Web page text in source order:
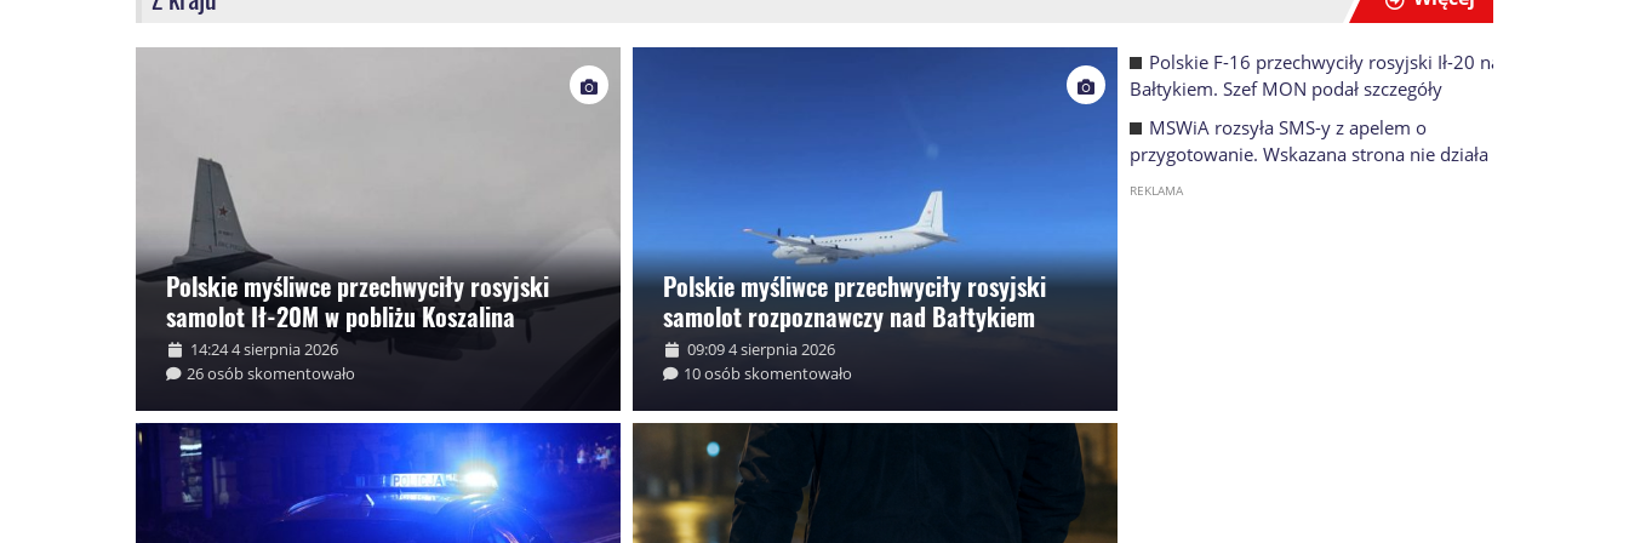
Polskie myśliwce przechwyciły rosyjski
samolot Ił-20M w pobliżu Koszalina
14:24 4 sierpnia 2026
26 osób skomentowało
Polskie myśliwce przechwyciły rosyjski
samolot rozpoznawczy nad Bałtykiem
09:09 4 sierpnia 2026
10 osób skomentowało
Polskie F-16 przechwyciły rosyjski Ił-20 nad
Bałtykiem. Szef MON podał szczegóły
MSWiA rozsyła SMS-y z apelem o
przygotowanie. Wskazana strona nie działa